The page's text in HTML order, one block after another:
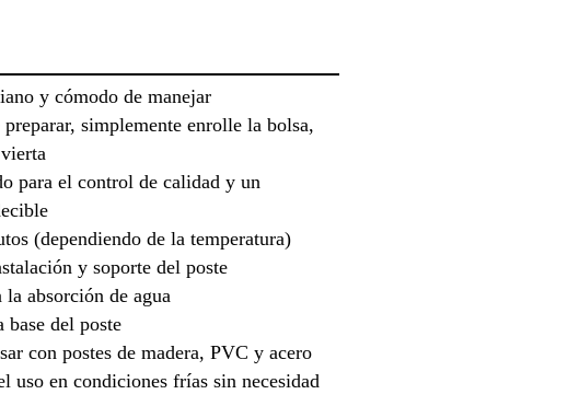
y cómodo de manejar
simplemente enrolle la bolsa,
para el control de calidad y un
(dependiendo de la temperatura)
y soporte del poste
absorción de agua
base del poste
con postes de madera, PVC y acero
uso en condiciones frías sin necesidad